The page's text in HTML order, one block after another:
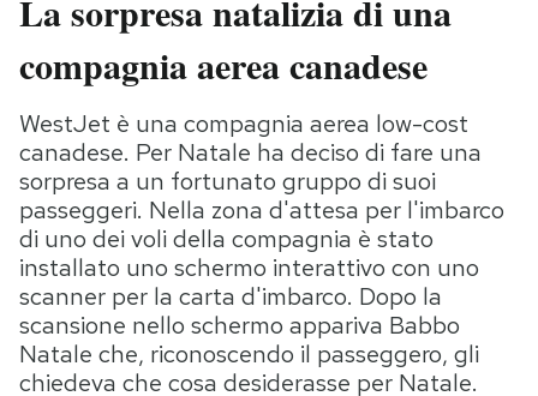
Italia
Politica
Tecnologia
Internet
Scienza
Cultura
Economia
Sport
Moda
Consumismi
Storie/Idee
Ok Boomer!
Media
Europa
Altrecose
Mondiali calcio 2026
La sorpresa natalizia di una
compagnia aerea canadese
WestJet è una compagnia aerea low-cost
canadese. Per Natale ha deciso di fare una
sorpresa a un fortunato gruppo di suoi
passeggeri. Nella zona d'attesa per l'imbarco
di uno dei voli della compagnia è stato
installato uno schermo interattivo con uno
scanner per la carta d'imbarco. Dopo la
scansione nello schermo appariva Babbo
Natale che, riconoscendo il passeggero, gli
chiedeva che cosa desiderasse per Natale.